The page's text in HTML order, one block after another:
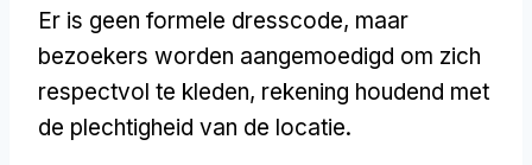
Er is geen formele dresscode, maar
bezoekers worden aangemoedigd om zich
respectvol te kleden, rekening houdend met
de plechtigheid van de locatie.